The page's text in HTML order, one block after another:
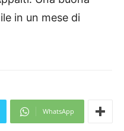
in un mese di
WhatsApp